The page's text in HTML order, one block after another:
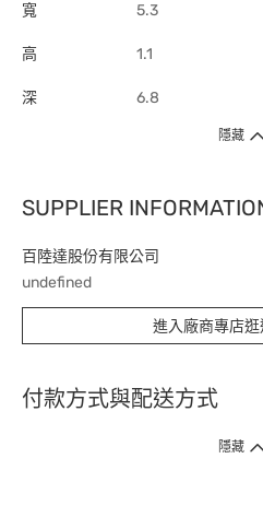
寬 5.3
高 1.1
深 6.8
隱藏
SUPPLIER
百陸達股份有限公司
undefined
進入廠商專店
付款方式與配送方式
隱藏